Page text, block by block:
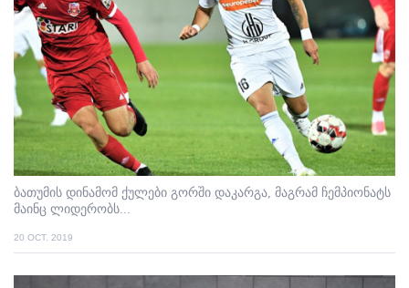
ბათუმის დინამომ ქულები გორში დაკარგა, მაგრამ ჩემპიონატს
მაინც ლიდერობს...
20 OCT. 2019